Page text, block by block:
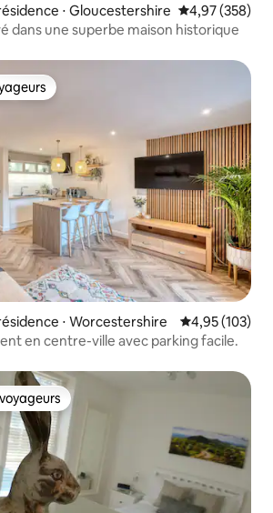
⋅ Gloucestershire Évaluation
4,97 (358)
dans une superbe maison historique
⋅ Worcestershire Évaluation
4,95 (103)
en centre-ville avec parking facile.
les plus appréciés